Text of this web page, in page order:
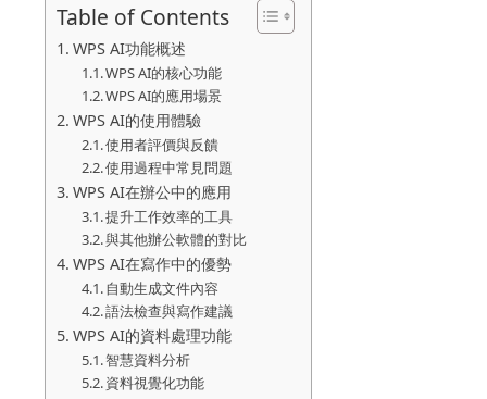
Table of Contents
WPS AI功能概述
WPS AI的核心功能
WPS AI的應用場景
WPS AI的使用體驗
使用者評價與反饋
使用過程中常見問題
WPS AI在辦公中的應用
提升工作效率的工具
與其他辦公軟體的對比
WPS AI在寫作中的優勢
自動生成文件內容
語法檢查與寫作建議
WPS AI的資料處理功能
智慧資料分析
資料視覺化功能